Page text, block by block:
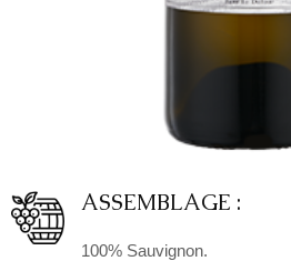
ASSEMBLAGE :
100% Sauvignon.